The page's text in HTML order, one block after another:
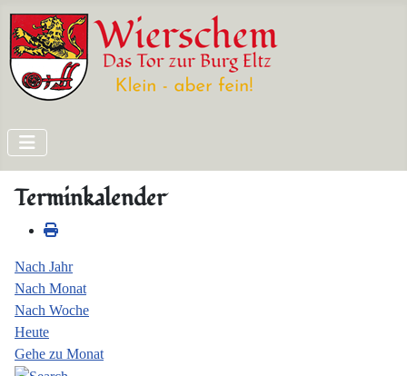
Terminkalender
Nach Jahr
Nach Monat
Nach Woche
Heute
Gehe zu Monat